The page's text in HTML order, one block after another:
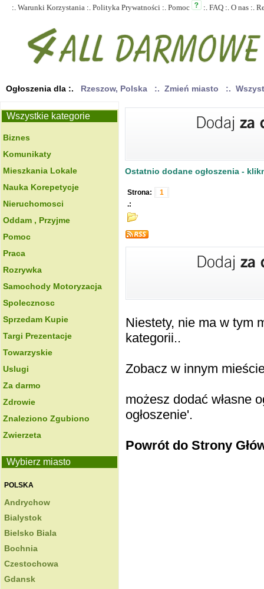
:. Warunki Korzystania :. Polityka Prywatności :. Pomoc :. FAQ :. O nas :.
Ogłoszenia dla :. Rzeszow, Polska :. Zmień miasto :.
Wszystkie kategorie
Biznes
Komunikaty
Mieszkania Lokale
Nauka Korepetycje
Nieruchomosci
Oddam , Przyjme
Pomoc
Praca
Rozrywka
Samochody Motoryzacja
Spolecznosc
Sprzedam Kupie
Targi Prezentacje
Towarzyskie
Uslugi
Za darmo
Zdrowie
Znaleziono Zgubiono
Zwierzeta
Wybierz miasto
POLSKA
Andrychow
Bialystok
Bielsko Biala
Bochnia
Czestochowa
Gdansk
Ostatnio dodane ogłoszenia -
Strona:
1
.:
Niestety, nie ma w tym
kategorii..
Zobacz w innym
możesz dodać własne
ogłoszenie'.
Powrót do Strony